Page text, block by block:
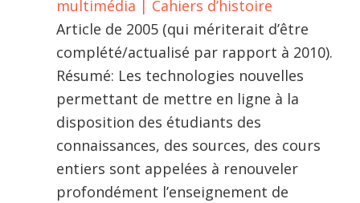
multimédia | Cahiers d’histoire
Article de 2005 (qui mériterait d’être
complété/actualisé par rapport à 2010).
Résumé: Les technologies nouvelles
permettant de mettre en ligne à la
disposition des étudiants des
connaissances, des sources, des cours
entiers sont appelées à renouveler
profondément l’enseignement de